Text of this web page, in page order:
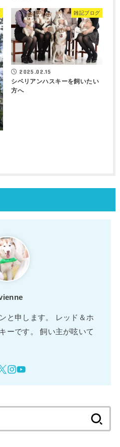
雑記ブログ
2025.02.15
シベリアンハスキーを飼いたい
方へ
と申します。 レッド＆ホ
ーです。 飼い主が呟いて
索: